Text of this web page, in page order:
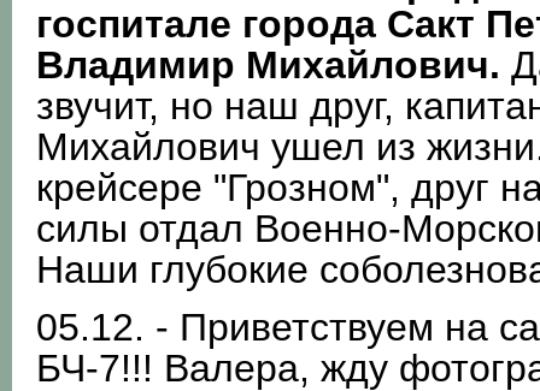
госпитале города Сакт
Владимир Михайлович.
звучит, но наш друг,
Михайлович ушел из
крейсере "Грозном", друг
силы отдал Военно-
Наши глубокие
05.12. - Приветствуем на
БЧ-7!!! Валера, жду